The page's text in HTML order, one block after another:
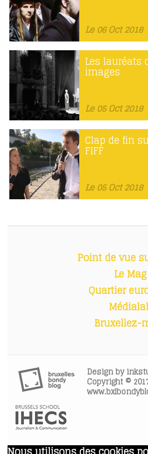
Le 06 Oct 2018
Les lauréats
images
Le 05 Oct 2018
Clap de fin
FIFF
Le 05 Oct 2018
Point de vue
Le Mag
Quartier
Bruxellez-
Design by
Copyright ©